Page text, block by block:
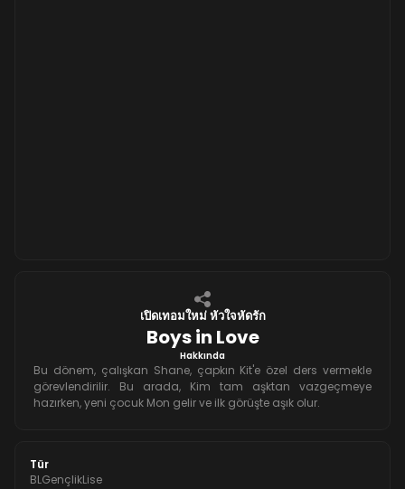
Boys in Love
เปิดเทอมใหม่ หัวใจหัดรัก
Hakkında
Bu dönem, çalışkan Shane, çapkın Kit'e özel ders vermekle
görevlendirilir. Bu arada, Kim tam aşktan vazgeçmeye
hazırken, yeni çocuk Mon gelir ve ilk görüşte aşık olur.
Tür
BLGençlikLise